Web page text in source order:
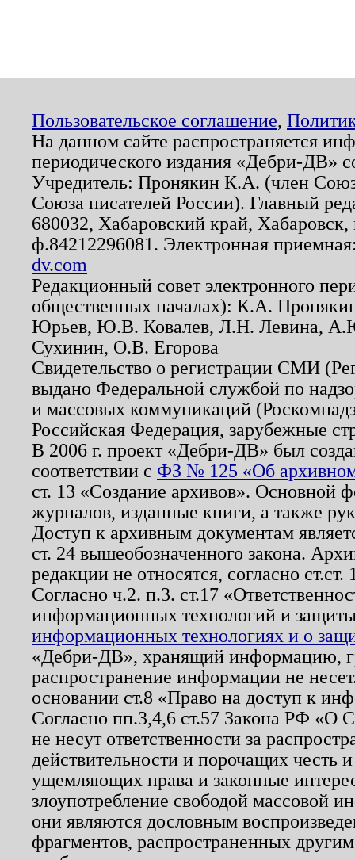
Пользовательское соглашение,
На данном сайте распространяется
периодического издания «Дебри-ДВ»
Учредитель: Пронякин К.А. (член
Союза писателей России). Главный
680032, Хабаровский край,
ф.84212296081. Электронная
dv.com
Редакционный совет электронного
общественных началах): К.А.
Юрьев, Ю.В. Ковалев, Л.Н. Левина,
Сухинин, О.В. Егорова
Свидетельство о регистрации СМИ
выдано Федеральной службой по
и массовых коммуникаций
Российская Федерация, зарубежные
В 2006 г. проект «Дебри-ДВ» был
соответствии с ФЗ № 125 «Об
ст. 13 «Создание архивов». Основной
журналов, изданные книги, а также
Доступ к архивным документам
ст. 24 вышеобозначенного закона.
редакции не относятся, согласно
Согласно ч.2. п.3. ст.17
информационных технологий и
информационных технологиях и о
«Дебри-ДВ», хранящий информацию,
распространение информации не
основании ст.8 «Право на доступ к
Согласно пп.3,4,6 ст.57 Закона РФ «О
не несут ответственности за
действительности и порочащих честь
ущемляющих права и законные
злоупотребление свободой массовой
они являются дословным
фрагментов, распространенных